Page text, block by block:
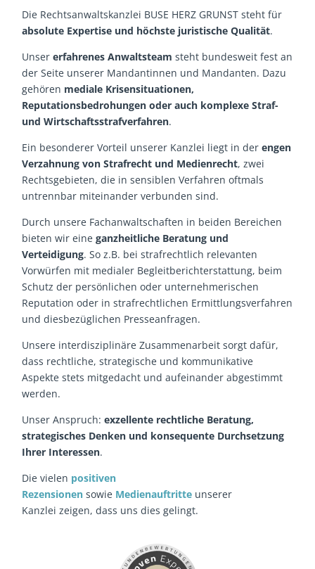
Die Rechtsanwaltskanzlei BUSE HERZ GRUNST steht für
absolute Expertise und höchste juristische Qualität.
Unsererfahrenes Anwaltsteam steht bundesweit fest an
der Seite unserer Mandantinnen und Mandanten. Dazu
gehören mediale Krisensituationen,
Reputationsbedrohungen oder auch komplexe Straf-
und Wirtschaftsstrafverfahren.
Ein besonderer Vorteil unserer Kanzlei liegt in derengen
Verzahnung von Strafrecht und Medienrecht, zwei
Rechtsgebieten, die in sensiblen Verfahren oftmals
untrennbar miteinander verbunden sind.
Durch unsere Fachanwaltschaften in beiden Bereichen
bieten wir eineganzheitliche Beratung und
Verteidigung. So z.B. bei strafrechtlich relevanten
Vorwürfen mit medialer Begleitberichterstattung, beim
Schutz der persönlichen oder unternehmerischen
Reputation oder in strafrechtlichen Ermittlungsverfahren
und diesbezüglichen Presseanfragen.
Unsere interdisziplinäre Zusammenarbeit sorgt dafür,
dass rechtliche, strategische und kommunikative
Aspekte stets mitgedacht und aufeinander abgestimmt
werden.
Unser Anspruch:exzellente rechtliche Beratung,
strategisches Denken und konsequente Durchsetzung
Ihrer Interessen.
Die vielen positiven
Rezensionen sowie Medienauftritte unserer
Kanzlei zeigen, dass uns dies gelingt.